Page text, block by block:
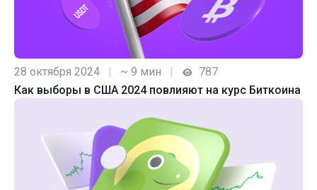
28 октября 2024 | ~ 9 мин |
787
Как выборы в США 2024 повлияют на курс Биткоина